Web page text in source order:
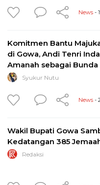
News -
Komitmen Bantu
di Gowa, Andi Tenri
Amanah sebagai Bunda
Syukur Nutu
News -
Wakil Bupati Gowa
Kedatangan 385
Redaksi